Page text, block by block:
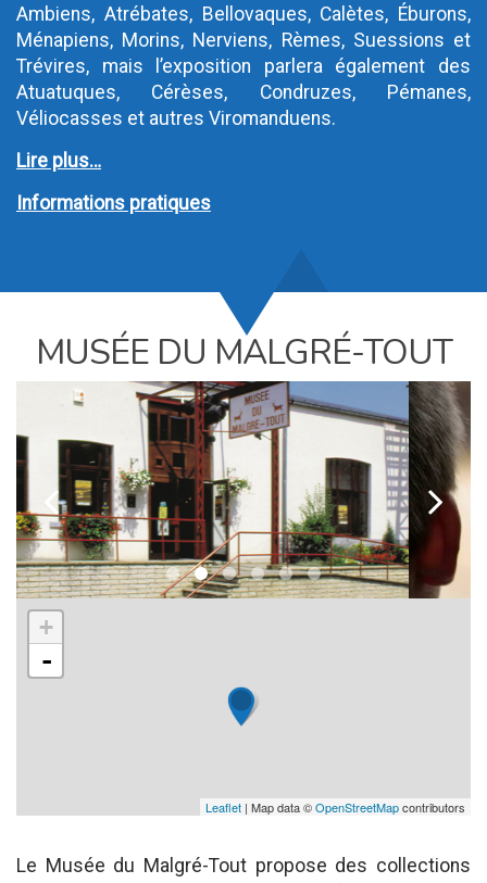
Ambiens, Atrébates, Bellovaques, Calètes, Éburons,
Ménapiens, Morins, Nerviens, Rèmes, Suessions et
Trévires, mais l’exposition parlera également des
Atuatuques, Cérèses, Condruzes, Pémanes,
Véliocasses et autres Viromanduens.
Lire plus…
Informations pratiques
MUSÉE DU MALGRÉ-TOUT
k l
+
-
Leaflet | Map data ©OpenStreetMapcontributors
Le Musée du Malgré-Tout propose des collections